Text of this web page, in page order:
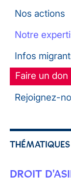
Nos actions
Notre
Infos
Faire un don
Rejoignez-
THÉMATIQUES
DROIT